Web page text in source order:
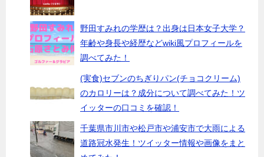
野田すみれの学歴は？出身は日本女子大学？
年齢や身長や経歴などwiki風プロフィールを
調べてみた！
(実食)セブンのちぎりパン(チョコクリーム)
のカロリーは？成分について調べてみた！ツ
イッターの口コミを確認！
千葉県市川市や松戸市や浦安市で大雨による
道路冠水発生！ツイッター情報や画像をまと